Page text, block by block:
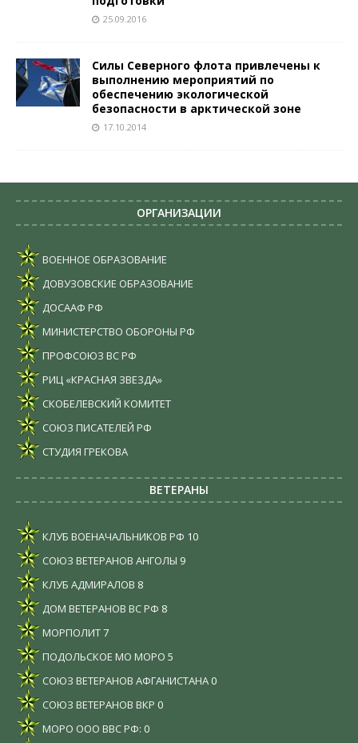
25.09.2016
Силы Северного флота привлечены к
выполнению мероприятий по
обеспечению экологической
безопасности в арктической зоне
17.10.2014
ОРГАНИЗАЦИИ
ВОЕННОЕ ОБРАЗОВАНИЕ
ДОВУЗОВСКИЕ ОБРАЗОВАНИЕ
ДОСААФ РФ
МИНИСТЕРСТВО ОБОРОНЫ РФ
ПРОФСОЮЗ ВС РФ
РИЦ «КРАСНАЯ ЗВЕЗДА»
СКОБЕЛЕВСКИЙ КОМИТЕТ
СОЮЗ ПИСАТЕЛЕЙ РФ
СТУДИЯ ГРЕКОВА
ВЕТЕРАНЫ
КЛУБ ВОЕНАЧАЛЬНИКОВ РФ 10
СОЮЗ ВЕТЕРАНОВ АНГОЛЫ 9
КЛУБ АДМИРАЛОВ 8
ДОМ ВЕТЕРАНОВ ВС РФ 8
МОРПОЛИТ7
ПОДОЛЬСКОЕ МО МОРО 5
СОЮЗ ВЕТЕРАНОВ АФГАНИСТАНА 0
СОЮЗ ВЕТЕРАНОВ ВКР 0
МОРО ООО ВВС РФ: 0